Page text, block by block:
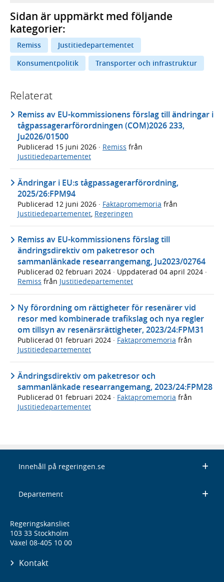
Sidan är uppmärkt med följande
kategorier:
Remiss
Justitiedepartementet
Konsumentpolitik
Transporter och infrastruktur
Relaterat
Remiss av EU-kommissionens förslag till ändringar i
tågpassagerarförordningen (COM)2026 233,
Ju2026/01500
Publicerad 15 juni 2026 · Remiss från
Justitiedepartementet
Ändringar i EU:s tågpassagerarförordning,
2025/26:FPM94
Publicerad 12 juni 2026 · Faktapromemoria från
Justitiedepartementet Regeringen
Remiss av EU-kommissionens förslag till
ändringsdirektiv om paketresor och
sammanlänkade researrangemang, Ju2023/02764
Publicerad 02 februari 2024 · Uppdaterad 04 april 2024 ·
Remiss från Justitiedepartementet
Ny förordning om rättigheter för resenärer vid
resor med kombinerade trafikslag och nya regler
om tillsyn av resenärsrättigheter, 2023/24:FPM31
Publicerad 01 februari 2024 · Faktapromemoria från
Justitiedepartementet
Ändringsdirektiv om paketresor och
sammanlänkade researrangemang, 2023/24:FPM28
Publicerad 01 februari 2024 · Faktapromemoria från
Justitiedepartementet
Innehåll på regeringen.se
Departement
Regeringskansliet
103 33 Stockholm
Växel 08-405 10 00
Kontakt